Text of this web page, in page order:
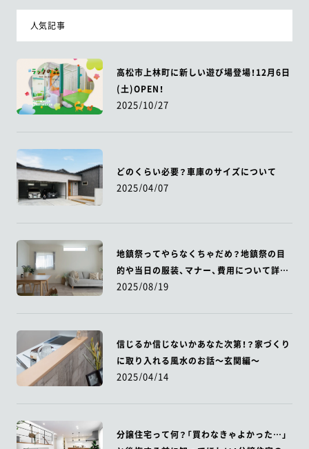
人気記事
高松市上林町に新しい遊び場登場！12月6日
(土)OPEN！
2025/10/27
どのくらい必要？車庫のサイズについて
2025/04/07
地鎮祭ってやらなくちゃだめ？地鎮祭の目
的や当日の服装、マナー、費用について詳し
く解説！
2025/08/19
信じるか信じないかあなた次第！？家づくり
に取り入れる風水のお話～玄関編～
2025/04/14
分譲住宅って何？「買わなきゃよかった…」